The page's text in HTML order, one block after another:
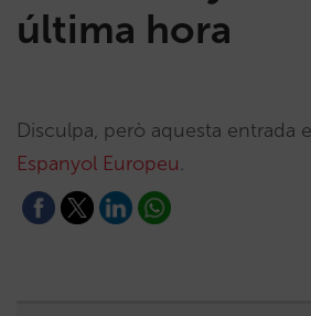
última hora
Disculpa, però aquesta entrada
Espanyol Europeu.